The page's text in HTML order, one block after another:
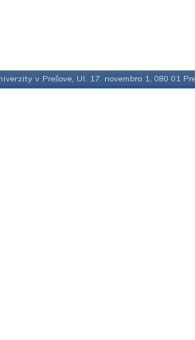
v Prešove, Ul. 17. novembra 1, 080 01